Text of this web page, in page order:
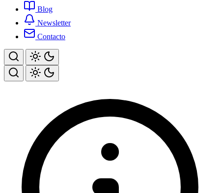
Blog
Newsletter
Contacto